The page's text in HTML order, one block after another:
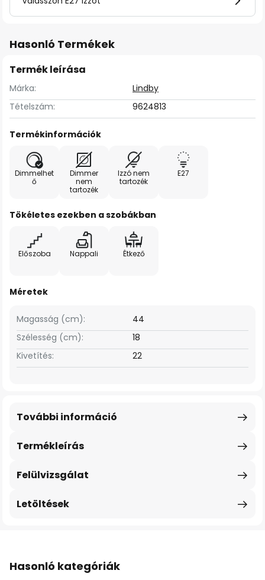
Hasonló Termékek
Termék leírása
Márka:
Lindby
Tételszám:
9624813
Termékinformációk
Dimmelhet
ő
Dimmer
nem
tartozék
Izzó nem
tartozék
E27
Tökéletes ezekben a szobákban
Előszoba Nappali Étkező
Méretek
Szélesség (cm): 18
Magasság (cm): 44
Kivetítés: 22
Termékleírás
További információ
Felülvizsgálat
Letöltések
Hasonló kategóriák